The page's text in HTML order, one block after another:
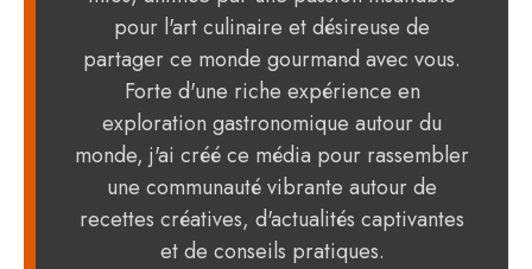
pour l'art culinaire et désireuse de
partager ce monde gourmand avec vous.
Forte d'une riche expérience en
exploration gastronomique autour du
monde, j'ai créé ce média pour rassembler
une communauté vibrante autour de
recettes créatives, d'actualités captivantes
et de conseils pratiques.